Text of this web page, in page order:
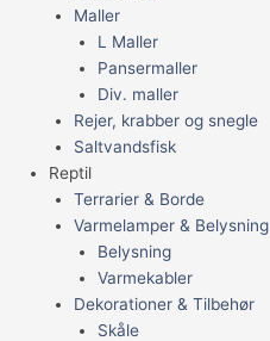
Maller
L Maller
Pansermaller
Div. maller
Rejer, krabber og snegle
Saltvandsfisk
Reptil
Terrarier & Borde
Varmelamper & Belysning
Belysning
Varmekabler
Dekorationer & Tilbehør
Skåle